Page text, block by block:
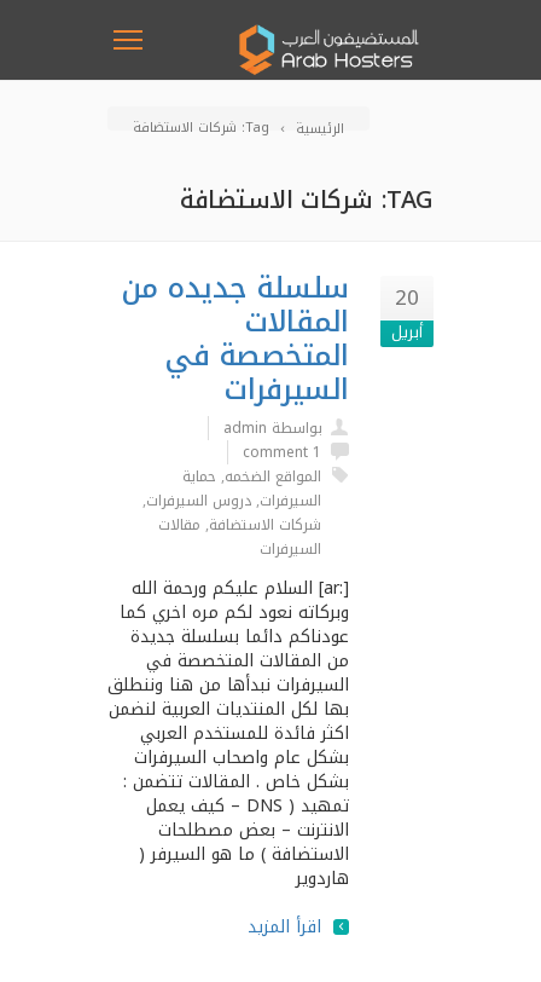
الرئيسية Tag: شركات الاستضافة
TAG: شركات الاستضافة
20
أبريل
سلسلة جديده من
المقالات
المتخصصة في
السيرفرات
بواسطة admin
1 comment
المواقع الضخمه, حماية
السيرفرات,دروس السيرفرات,
شركات الاستضافة, مقالات
السيرفرات
[:ar] السلام عليكم ورحمة الله
وبركاته نعود لكم مره اخري كما
عودناكم دائما بسلسلة جديدة
من المقالات المتخصصة في
السيرفرات نبدأها من هنا وننطلق
بها لكل المنتديات العربية لنضمن
اكثر فائدة للمستخدم العربي
بشكل عام واصحاب السيرفرات
بشكل خاص . المقالات تتضمن :
تمهيد ( DNS – كيف يعمل
الانترنت – بعض مصطلحات
الاستضافة ) ما هو السيرفر (
هاردوير
اقرأ المزيد